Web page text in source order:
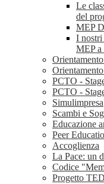
Le
del
MEP
I nostri
MEP a
PCTO -
PCTO -
Simulimpresa
Scambi e
Educazione
Peer
Accoglienza
La Pace: un
Codice
Progetto